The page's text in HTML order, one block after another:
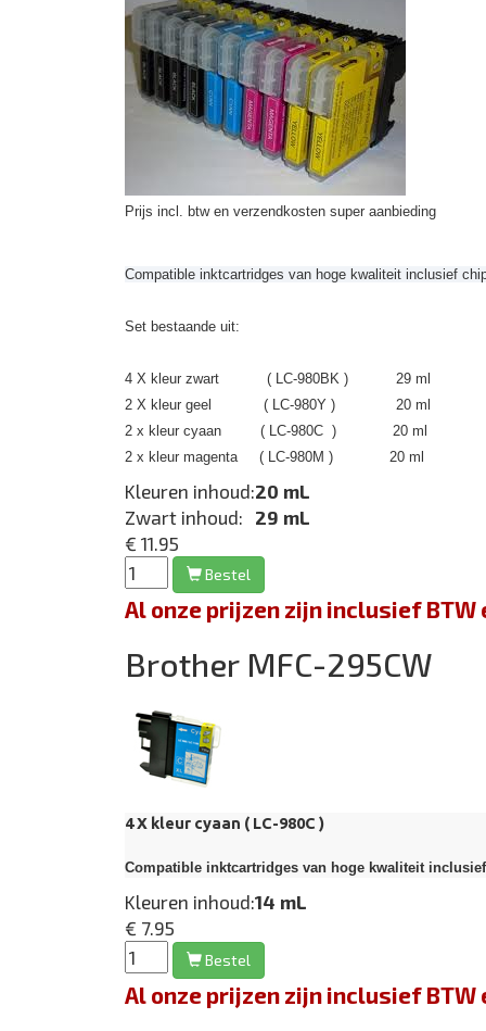
Prijs incl. btw en verzendkosten super aanbieding
Compatible inktcartridges van hoge kwaliteit inclusief
Set bestaande uit:
4 X kleur zwart ( LC-980BK ) 29 ml
2 X kleur geel ( LC-980Y ) 20 ml
2 x kleur cyaan ( LC-980C ) 20 ml
2 x kleur magenta ( LC-980M ) 20 ml
Kleuren inhoud:20 mL
Zwart inhoud:
29 mL
€ 11.95
Bestel
Al onze prijzen zijn inclusief
Brother MFC-295CW
4 X kleur cyaan ( LC-980C )
Compatible inktcartridges van hoge kwaliteit
Kleuren inhoud:14 mL
€ 7.95
Bestel
Al onze prijzen zijn inclusief